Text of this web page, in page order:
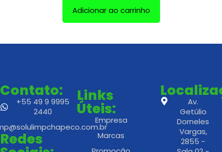
Adicionar ao carrinho
Contato:
+55 49 9 9995
2440
Redes
Links
Úteis:
Empresa
Marcas
Av.
Getúlio
Dorneles
Vargas,
2855 -